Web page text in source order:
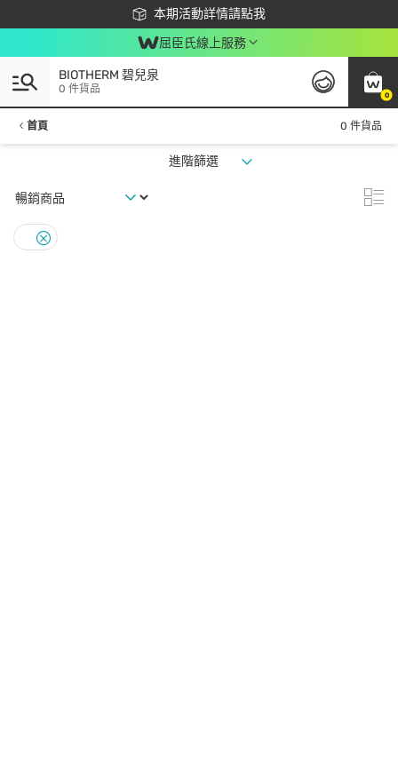
本期活動詳情請點我
下載app最高回饋$350
屈臣氏線上服務
0
BIOTHERM 碧兒泉
0 件貨品
首頁 0 件貨品
進階篩選